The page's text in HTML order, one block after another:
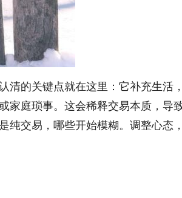
清的关键点就在这里：它补充生活
家庭琐事。这会稀释交易本质，导
纯交易，哪些开始模糊。调整心态